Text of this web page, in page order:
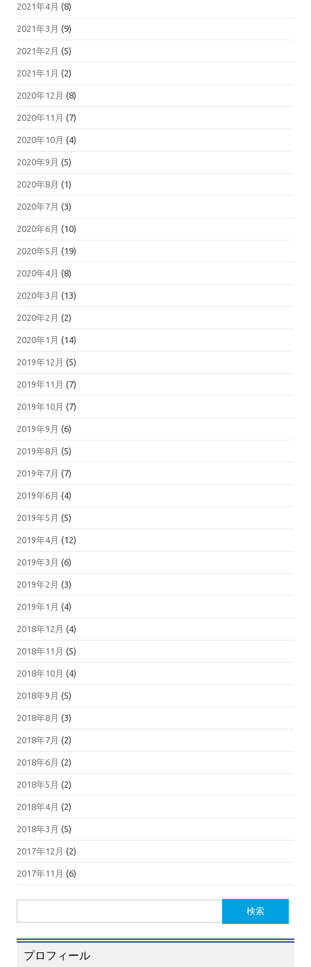
2021年4月 (8)
2021年3月 (9)
2021年2月 (5)
2021年1月 (2)
2020年12月 (8)
2020年11月 (7)
2020年10月 (4)
2020年9月 (5)
2020年8月 (1)
2020年7月 (3)
2020年6月 (10)
2020年5月 (19)
2020年4月 (8)
2020年3月 (13)
2020年2月 (2)
2020年1月 (14)
2019年12月 (5)
2019年11月 (7)
2019年10月 (7)
2019年9月 (6)
2019年8月 (5)
2019年7月 (7)
2019年6月 (4)
2019年5月 (5)
2019年4月 (12)
2019年3月 (6)
2019年2月 (3)
2019年1月 (4)
2018年12月 (4)
2018年11月 (5)
2018年10月 (4)
2018年9月 (5)
2018年8月 (3)
2018年7月 (2)
2018年6月 (2)
2018年5月 (2)
2018年4月 (2)
2018年3月 (5)
2017年12月 (2)
2017年11月 (6)
索:
プロフィール